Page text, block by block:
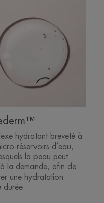
hydratant breveté à
réservoirs d’eau,
la peau peut
la demande, afin de
une hydratation
durée.